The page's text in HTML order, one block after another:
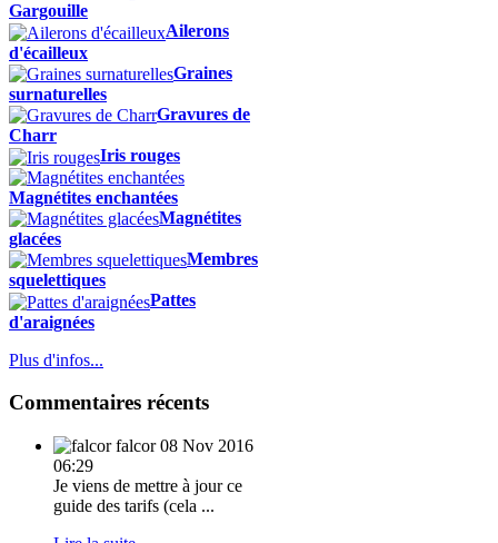
Gargouille
Ailerons
d'écailleux
Graines
surnaturelles
Gravures de
Charr
Iris rouges
Magnétites enchantées
Magnétites
glacées
Membres
squelettiques
Pattes
d'araignées
Plus d'infos...
Commentaires récents
falcor 08 Nov 2016
06:29
Je viens de mettre à jour ce
guide des tarifs (cela ...